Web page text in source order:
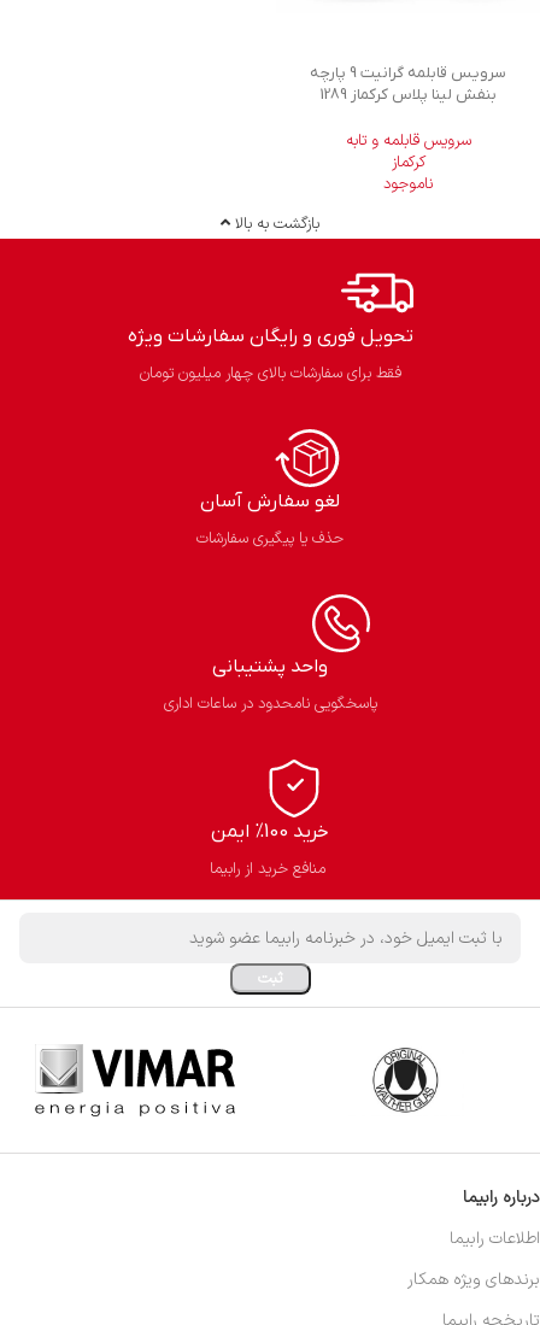
سرویس قابلمه گرانیت 9 پارچه
بنفش لینا پلاس کرکماز 1289
سرویس قابلمه و تابه
کرکماز
ناموجود
بازگشت به بالا
تحویل فوری و رایگان سفارشات ویژه
فقط برای سفارشات بالای چهار میلیون تومان
لغو سفارش آسان​
حذف یا پیگیری سفارشات
واحد پشتیبانی
پاسخگویی نامحدود در ساعات اداری
خرید 100% ایمن
منافع خرید از رابیما
درباره رابیما
اطلاعات رابیما
برندهای ویژه همکار